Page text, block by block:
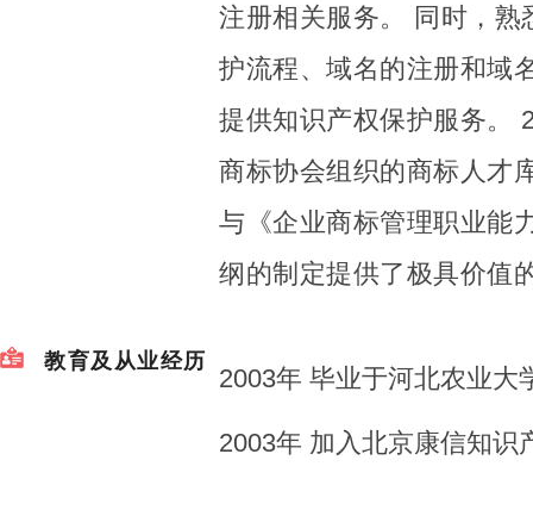
注册相关服务。 同时，
护流程、域名的注册和域
提供知识产权保护服务。
商标协会组织的商标人才
与《企业商标管理职业能
纲的制定提供了极具价值
教育及从业经历
2003年 毕业于河北农业大
2003年 加入北京康信知识